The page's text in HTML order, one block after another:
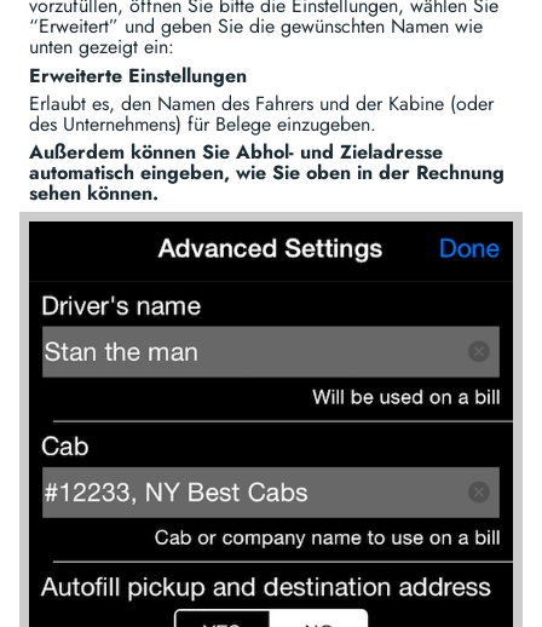
vorzufüllen, öffnen Sie bitte die Einstellungen, wählen Sie
“Erweitert” und geben Sie die gewünschten Namen wie
unten gezeigt ein:
Erweiterte Einstellungen
Erlaubt es, den Namen des Fahrers und der Kabine (oder
des Unternehmens) für Belege einzugeben.
Außerdem können Sie Abhol- und Zieladresse
automatisch eingeben, wie Sie oben in der Rechnung
sehen können.